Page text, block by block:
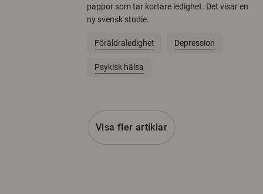
pappor som tar kortare ledighet. Det visar en
ny svensk studie.
Föräldraledighet Depression
Psykisk hälsa
Visa fler artiklar